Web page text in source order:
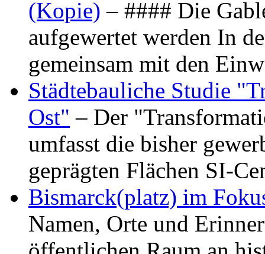
(Kopie) – #### Die
aufgewertet werden In
gemeinsam mit den
Städtebauliche Studie
Ost" – Der
umfasst die bisher
geprägten Flächen SI-
Bismarck(platz) im
Namen, Orte und